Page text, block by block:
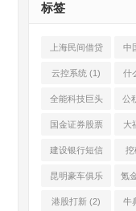
标签
上海民间借贷
公司(1)
中
云控系统 (1) 什
全能科技巨头
(1)
公
起
国金证券股票
(2)
大
建设银行短信
服务费(1)
挖
昆明豪车俱乐
部(1)
氪
港股打新 (2) 牛